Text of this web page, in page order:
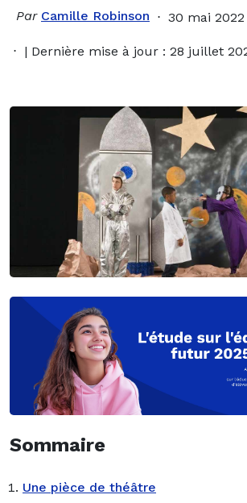
Par Camille Robinson 30 mai 2022
| Dernière mise à jour : 28 juillet
Sommaire
Une pièce de théâtre